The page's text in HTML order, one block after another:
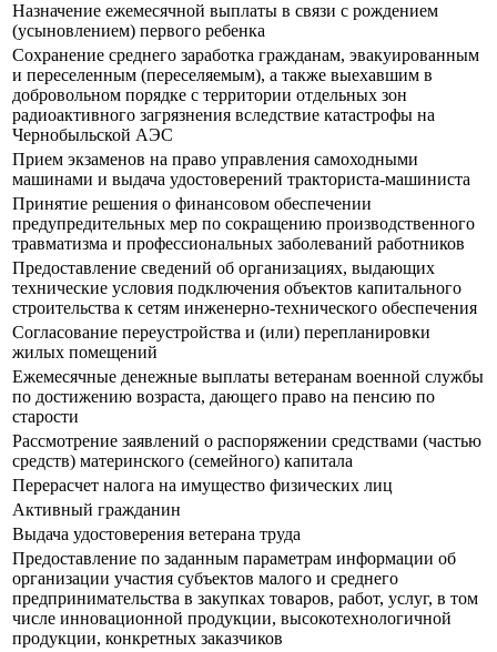
Назначение ежемесячной выплаты в связи с рождением
(усыновлением) первого ребенка
Сохранение среднего заработка гражданам, эвакуированным
и переселенным (переселяемым), а также выехавшим в
добровольном порядке с территории отдельных зон
радиоактивного загрязнения вследствие катастрофы на
Чернобыльской АЭС
Прием экзаменов на право управления самоходными
машинами и выдача удостоверений тракториста-машиниста
Принятие решения о финансовом обеспечении
предупредительных мер по сокращению производственного
травматизма и профессиональных заболеваний работников
Предоставление сведений об организациях, выдающих
технические условия подключения объектов капитального
строительства к сетям инженерно-технического обеспечения
Согласование переустройства и (или) перепланировки
жилых помещений
Ежемесячные денежные выплаты ветеранам военной службы
по достижению возраста, дающего право на пенсию по
старости
Рассмотрение заявлений о распоряжении средствами (частью
средств) материнского (семейного) капитала
Перерасчет налога на имущество физических лиц
Активный гражданин
Выдача удостоверения ветерана труда
Предоставление по заданным параметрам информации об
организации участия субъектов малого и среднего
предпринимательства в закупках товаров, работ, услуг, в том
числе инновационной продукции, высокотехнологичной
продукции, конкретных заказчиков